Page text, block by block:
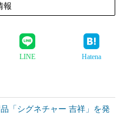
報
LINE Hatena
「シグネチャー 吉祥」を発